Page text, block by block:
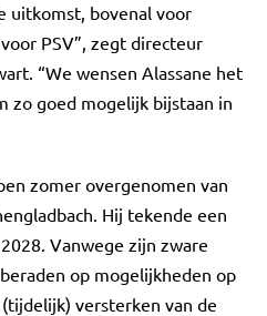
uitkomst, bovenal voor
PSV”, zegt directeur
“We wensen Alassane het
zo goed mogelijk bijstaan in
zomer overgenomen van
Hij tekende een
Vanwege zijn zware
op mogelijkheden op
versterken van de